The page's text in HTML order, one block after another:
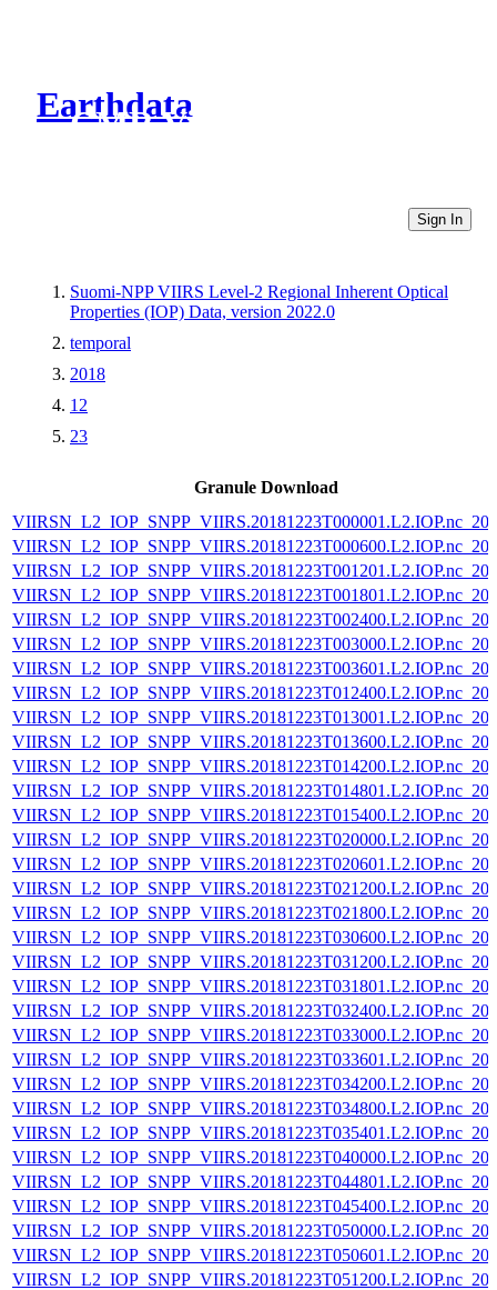
Earthdata
CMR Virtual Directories
Sign In
Suomi-NPP VIIRS Level-2 Regional Inherent Optical
Properties (IOP) Data, version 2022.0
temporal
2018
12
23
Granule Download